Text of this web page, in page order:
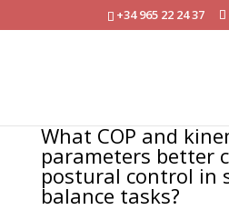
+34 965 22 24 37
What COP and
parameters better
postural control in
balance tasks?